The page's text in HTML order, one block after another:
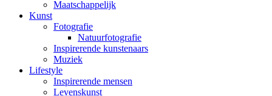
Maatschappelijk
Kunst
Fotografie
Natuurfotografie
Inspirerende kunstenaars
Muziek
Lifestyle
Inspirerende mensen
Levenskunst